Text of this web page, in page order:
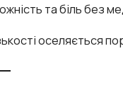
та біль без
оселяється